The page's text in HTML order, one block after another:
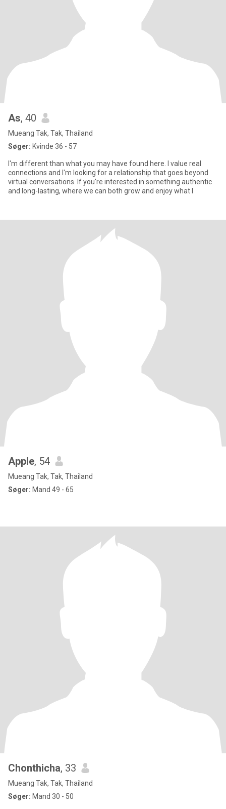
As, 40
Mueang Tak, Tak, Thailand
Søger: Kvinde 36 - 57
I'm different than what you may have found here. I value real
connections and I'm looking for a relationship that goes beyond
virtual conversations. If you're interested in something authentic
and long-lasting, where we can both grow and enjoy what l
Apple, 54
Mueang Tak, Tak, Thailand
Søger: Mand 49 - 65
Chonthicha, 33
Mueang Tak, Tak, Thailand
Søger: Mand 30 - 50